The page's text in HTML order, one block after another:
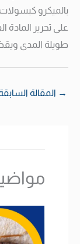
بالميكرو
على تحرير المادة
طويلة المدى
→ المقالة السابقة